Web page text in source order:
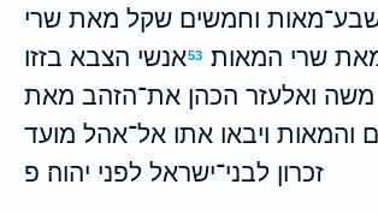
וחמשים שקל מאת שרי
שרי המאות׃ 53אנשי הצבא בזזו
משה ואלעזר הכהן את־הזהב מאת
והמאות ויבאו אתו אל־אהל מועד
זכרון לבני־ישראל לפני יהוה׃ פ